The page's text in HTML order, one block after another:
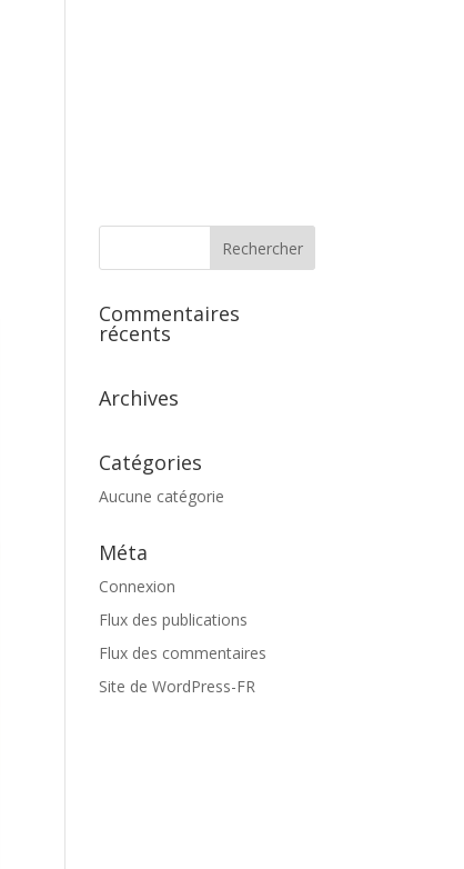
Commentaires
récents
Archives
Catégories
Aucune catégorie
Méta
Connexion
Flux des publications
Flux des commentaires
Site de WordPress-FR